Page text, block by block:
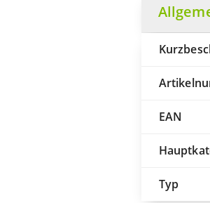
EAN
Typ